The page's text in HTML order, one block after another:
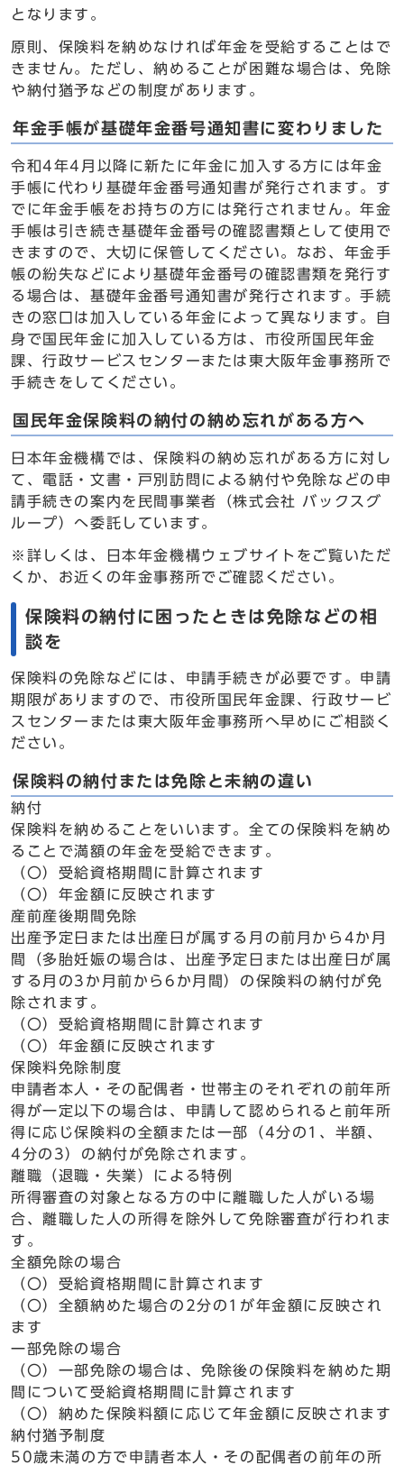
となります。
原則、保険料を納めなければ年金を受給することはで
きません。ただし、納めることが困難な場合は、免除
や納付猶予などの制度があります。
年金手帳が基礎年金番号通知書に変わりました
令和4年4月以降に新たに年金に加入する方には年金
手帳に代わり基礎年金番号通知書が発行されます。す
でに年金手帳をお持ちの方には発行されません。年金
手帳は引き続き基礎年金番号の確認書類として使用で
きますので、大切に保管してください。なお、年金手
帳の紛失などにより基礎年金番号の確認書類を発行す
る場合は、基礎年金番号通知書が発行されます。手続
きの窓口は加入している年金によって異なります。自
身で国民年金に加入している方は、市役所国民年金
課、行政サービスセンターまたは東大阪年金事務所で
手続きをしてください。
国民年金保険料の納付の納め忘れがある方へ
日本年金機構では、保険料の納め忘れがある方に対し
て、電話・文書・戸別訪問による納付や免除などの申
請手続きの案内を民間事業者（株式会社 バックスグ
ループ）へ委託しています。
※詳しくは、日本年金機構ウェブサイトをご覧いただ
くか、お近くの年金事務所でご確認ください。
保険料の納付に困ったときは免除などの相
談を
保険料の免除などには、申請手続きが必要です。申請
期限がありますので、市役所国民年金課、行政サービ
スセンターまたは東大阪年金事務所へ早めにご相談く
ださい。
保険料の納付または免除と未納の違い
納付
保険料を納めることをいいます。全ての保険料を納め
ることで満額の年金を受給できます。
（〇）受給資格期間に計算されます
（〇）年金額に反映されます
産前産後期間免除
出産予定日または出産日が属する月の前月から4か月
間（多胎妊娠の場合は、出産予定日または出産日が属
する月の3か月前から6か月間）の保険料の納付が免
除されます。
（〇）受給資格期間に計算されます
（〇）年金額に反映されます
保険料免除制度
申請者本人・その配偶者・世帯主のそれぞれの前年所
得が一定以下の場合は、申請して認められると前年所
得に応じ保険料の全額または一部（4分の1、半額、
4分の3）の納付が免除されます。
離職（退職・失業）による特例
所得審査の対象となる方の中に離職した人がいる場
合、離職した人の所得を除外して免除審査が行われま
す。
全額免除の場合
（〇）受給資格期間に計算されます
（〇）全額納めた場合の2分の1が年金額に反映され
ます
一部免除の場合
（〇）一部免除の場合は、免除後の保険料を納めた期
間について受給資格期間に計算されます
（〇）納めた保険料額に応じて年金額に反映されます
納付猶予制度
50歳未満の方で申請者本人・その配偶者の前年の所